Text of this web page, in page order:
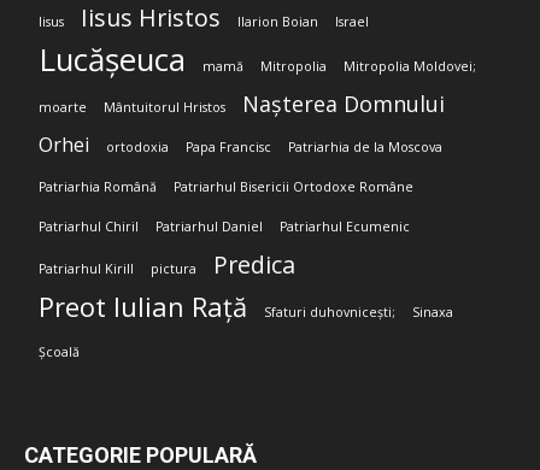
Iisus Iisus Hristos Ilarion Boian Israel
Lucășeuca mamă Mitropolia Mitropolia Moldovei;
moarte Mântuitorul Hristos Nașterea Domnului
Orhei ortodoxia Papa Francisc Patriarhia de la Moscova
Patriarhia Română Patriarhul Bisericii Ortodoxe Române
Patriarhul Chiril Patriarhul Daniel Patriarhul Ecumenic
Patriarhul Kirill pictura Predica
Preot Iulian Rață Sfaturi duhovnicești; Sinaxa
Școală
CATEGORIE POPULARĂ